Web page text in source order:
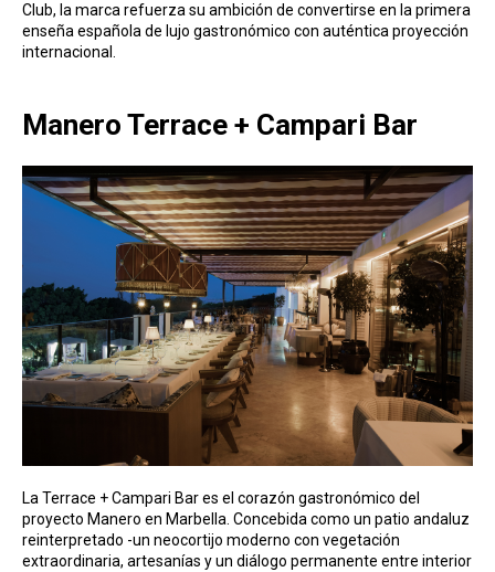
Club, la marca refuerza su ambición de convertirse en la primera
enseña española de lujo gastronómico con auténtica proyección
internacional.
Manero Terrace + Campari Bar
La Terrace + Campari Bar es el corazón gastronómico del
proyecto Manero en Marbella. Concebida como un patio andaluz
reinterpretado -un neocortijo moderno con vegetación
extraordinaria, artesanías y un diálogo permanente entre interior